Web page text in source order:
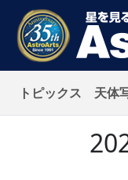
トピックス 天体